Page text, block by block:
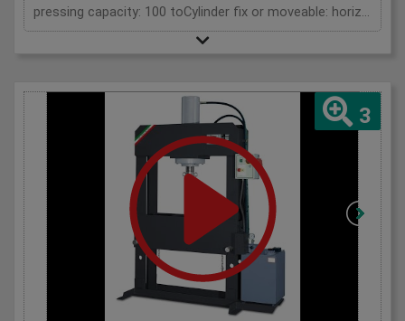
pressing capacity: 100 toCylinder fix or moveable: horizontal moveableDaylight: 900 mmDistance between columns: 1050 mmLength: 1900 mmWidth: 1000 mmHeight: 2250 (PSS: 2400) mm
3